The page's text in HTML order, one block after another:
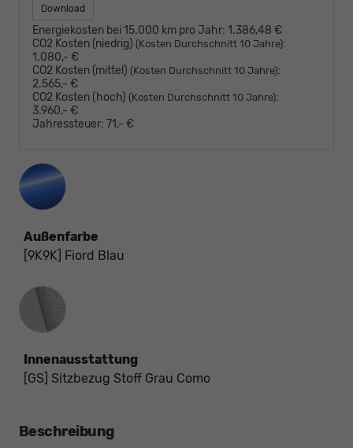
Download
Energiekosten bei 15.000 km pro Jahr: 1.386,48 €
CO2 Kosten (niedrig) (Kosten Durchschnitt 10 Jahre):
1.080,- €
CO2 Kosten (mittel) (Kosten Durchschnitt 10 Jahre):
2.565,- €
CO2 Kosten (hoch) (Kosten Durchschnitt 10 Jahre):
3.960,- €
Jahressteuer: 71,- €
Außenfarbe
[9K9K] Fiord Blau
Innenausstattung
Innenausstattung
[GS] Sitzbezug Stoff Grau Como
Beschreibung